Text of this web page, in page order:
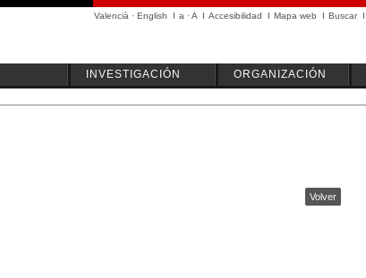
Valencià · English I a ·A I Accesibilidad I Mapa web I Buscar I
INVESTIGACIÓN ORGANIZACIÓN
Volver